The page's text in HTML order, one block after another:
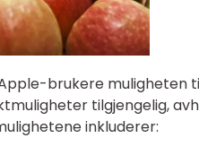
brukere muligheten
tilgjengelig,
inkluderer: